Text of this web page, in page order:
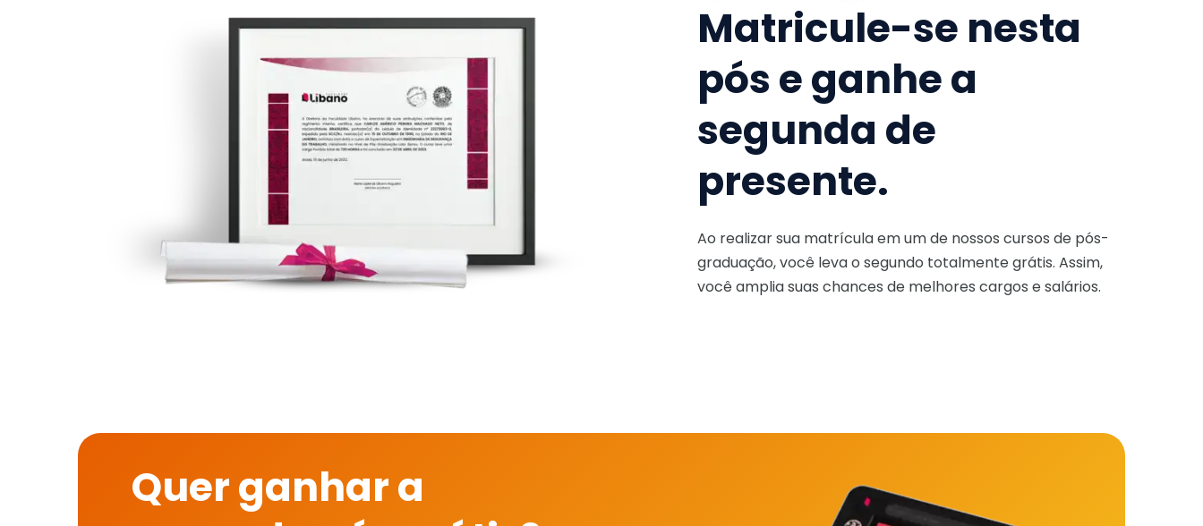
Matricule-se nesta
pós e ganhe a
segunda de
presente.
Ao realizar sua matrícula em um de nossos cursos de pós-
graduação, você leva o segundo totalmente grátis. Assim,
você amplia suas chances de melhores cargos e salários.
Quer ganhar a